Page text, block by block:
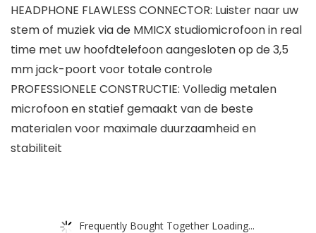
HEADPHONE FLAWLESS CONNECTOR: Luister naar uw
stem of muziek via de MMICX studiomicrofoon in real
time met uw hoofdtelefoon aangesloten op de 3,5
mm jack-poort voor totale controle
PROFESSIONELE CONSTRUCTIE: Volledig metalen
microfoon en statief gemaakt van de beste
materialen voor maximale duurzaamheid en
stabiliteit
Frequently Bought Together Loading...